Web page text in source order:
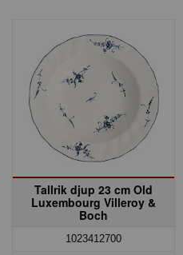
Tallrik djup 23 cm Old
Luxembourg Villeroy &
Boch
1023412700